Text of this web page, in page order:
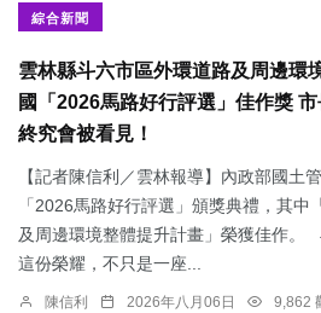
綜合新聞
雲林縣斗六市區外環道路及周邊環
國「2026馬路好行評選」佳作獎
終究會被看見！
【記者陳信利／雲林報導】內政部國土
「2026馬路好行評選」頒獎典禮，其中
及周邊環境整體提升計畫」榮獲佳作。
這份榮耀，不只是一座...
陳信利 2026年八月06日 9,862